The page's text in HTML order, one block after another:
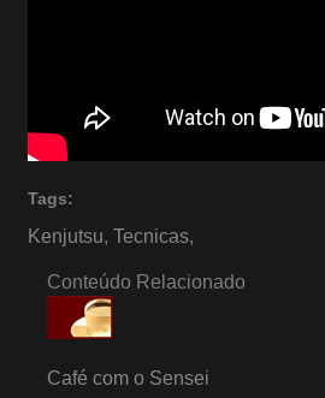
Tags:
Kenjutsu, Tecnicas,
Conteúdo Relacionado
Café com o Sensei